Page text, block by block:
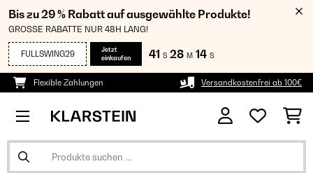
Bis zu 29 % Rabatt auf ausgewählte Produkte!
GROSSE RABATTE NUR 48H LANG!
FULLSWING29
Jetzt
einkaufen
41 S 28 M 14 S
Flexible Zahlungen Versandkostenfrei ab 100€